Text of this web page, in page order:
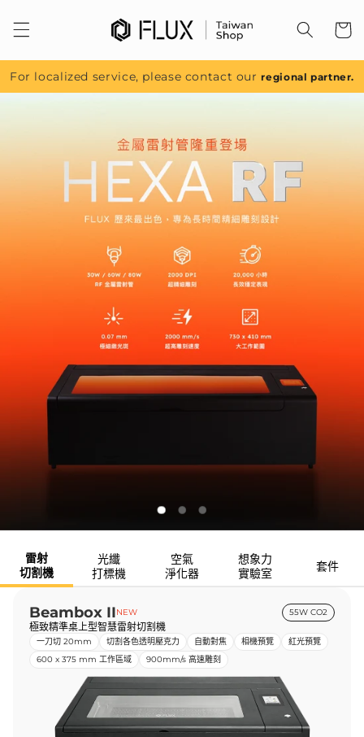
容
For localized service, please contact ourregional partner.
雷射
切割機
光纖
打標機
空氣
淨化器
想象力
實驗室
套件
Beambox IINEW 55W CO2
極致精準桌上型智慧雷射切割機
一刀切 20mm 切割各色透明壓克力 自動對焦 相機預覽
紅光預覽
600 x 375 mm 工作區域
900mm/s 高速雕刻